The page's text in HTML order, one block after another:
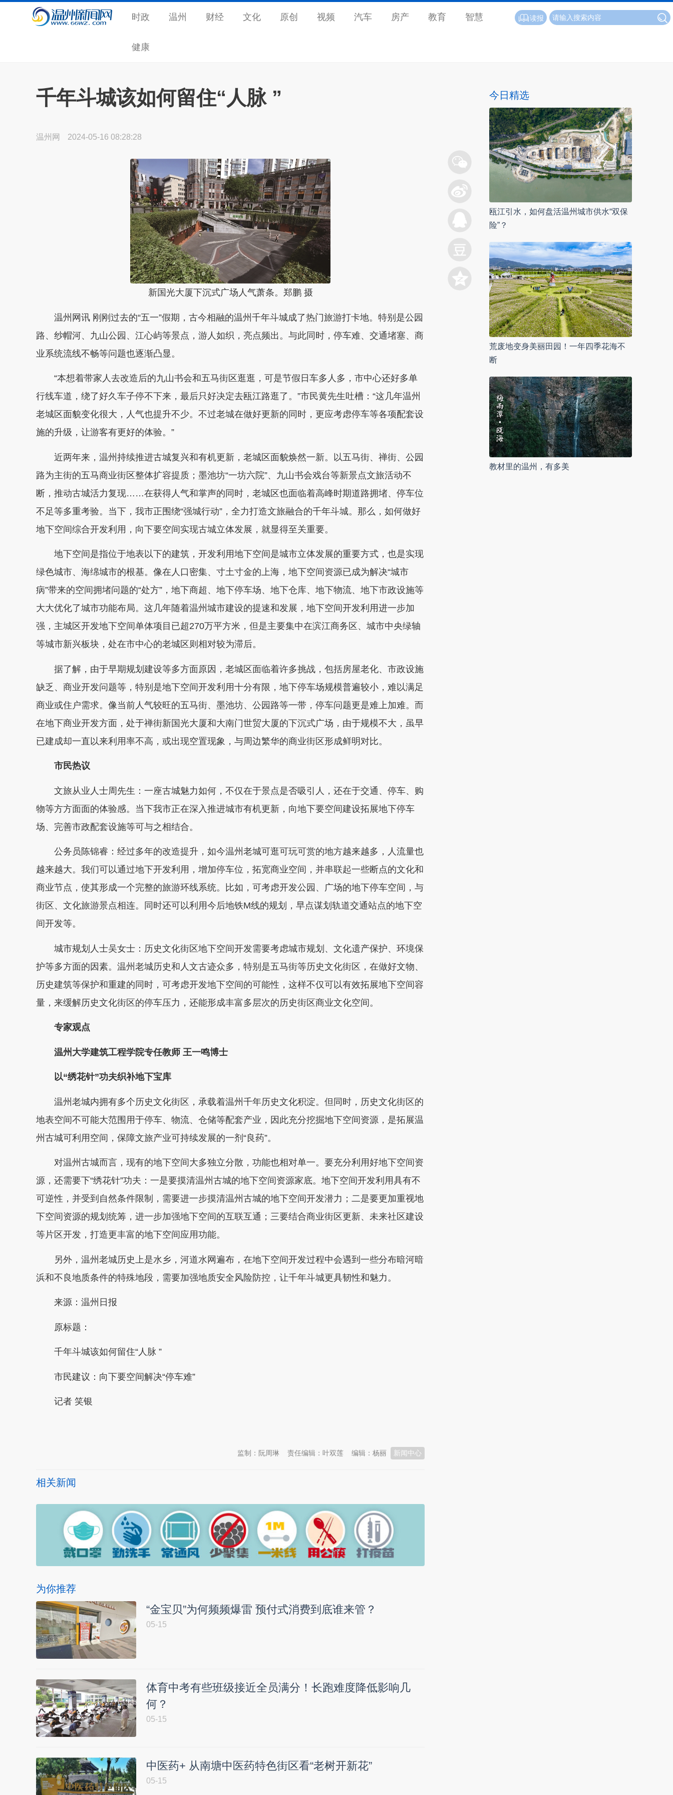
时政 温州 财经 文化 原创 视频 汽车 房产 教育 智慧
健康
读报
千年斗城该如何留住“人脉 ”
温州网 2024-05-16 08:28:28
新国光大厦下沉式广场人气萧条。郑鹏 摄
温州网讯 刚刚过去的“五一”假期，古今相融的温州千年斗城成了热门旅游打卡地。特别是公园
路、纱帽河、九山公园、江心屿等景点，游人如织，亮点频出。与此同时，停车难、交通堵塞、商
业系统流线不畅等问题也逐渐凸显。
“本想着带家人去改造后的九山书会和五马街区逛逛，可是节假日车多人多，市中心还好多单
行线车道，绕了好久车子停不下来，最后只好决定去瓯江路逛了。”市民黄先生吐槽：“这几年温州
老城区面貌变化很大，人气也提升不少。不过老城在做好更新的同时，更应考虑停车等各项配套设
施的升级，让游客有更好的体验。”
近两年来，温州持续推进古城复兴和有机更新，老城区面貌焕然一新。以五马街、禅街、公园
路为主街的五马商业街区整体扩容提质；墨池坊“一坊六院”、九山书会戏台等新景点文旅活动不
断，推动古城活力复现……在获得人气和掌声的同时，老城区也面临着高峰时期道路拥堵、停车位
不足等多重考验。当下，我市正围绕“强城行动”，全力打造文旅融合的千年斗城。那么，如何做好
地下空间综合开发利用，向下要空间实现古城立体发展，就显得至关重要。
地下空间是指位于地表以下的建筑，开发利用地下空间是城市立体发展的重要方式，也是实现
绿色城市、海绵城市的根基。像在人口密集、寸土寸金的上海，地下空间资源已成为解决“城市
病”带来的空间拥堵问题的“处方”，地下商超、地下停车场、地下仓库、地下物流、地下市政设施等
大大优化了城市功能布局。这几年随着温州城市建设的提速和发展，地下空间开发利用进一步加
强，主城区开发地下空间单体项目已超270万平方米，但是主要集中在滨江商务区、城市中央绿轴
等城市新兴板块，处在市中心的老城区则相对较为滞后。
据了解，由于早期规划建设等多方面原因，老城区面临着许多挑战，包括房屋老化、市政设施
缺乏、商业开发问题等，特别是地下空间开发利用十分有限，地下停车场规模普遍较小，难以满足
商业或住户需求。像当前人气较旺的五马街、墨池坊、公园路等一带，停车问题更是难上加难。而
在地下商业开发方面，处于禅街新国光大厦和大南门世贸大厦的下沉式广场，由于规模不大，虽早
已建成却一直以来利用率不高，或出现空置现象，与周边繁华的商业街区形成鲜明对比。
市民热议
文旅从业人士周先生：一座古城魅力如何，不仅在于景点是否吸引人，还在于交通、停车、购
物等方方面面的体验感。当下我市正在深入推进城市有机更新，向地下要空间建设拓展地下停车
场、完善市政配套设施等可与之相结合。
公务员陈锦睿：经过多年的改造提升，如今温州老城可逛可玩可赏的地方越来越多，人流量也
越来越大。我们可以通过地下开发利用，增加停车位，拓宽商业空间，并串联起一些断点的文化和
商业节点，使其形成一个完整的旅游环线系统。比如，可考虑开发公园、广场的地下停车空间，与
街区、文化旅游景点相连。同时还可以利用今后地铁M线的规划，早点谋划轨道交通站点的地下空
间开发等。
城市规划人士吴女士：历史文化街区地下空间开发需要考虑城市规划、文化遗产保护、环境保
护等多方面的因素。温州老城历史和人文古迹众多，特别是五马街等历史文化街区，在做好文物、
历史建筑等保护和重建的同时，可考虑开发地下空间的可能性，这样不仅可以有效拓展地下空间容
量，来缓解历史文化街区的停车压力，还能形成丰富多层次的历史街区商业文化空间。
专家观点
温州大学建筑工程学院专任教师 王一鸣博士
以“绣花针”功夫织补地下宝库
温州老城内拥有多个历史文化街区，承载着温州千年历史文化积淀。但同时，历史文化街区的
地表空间不可能大范围用于停车、物流、仓储等配套产业，因此充分挖掘地下空间资源，是拓展温
州古城可利用空间，保障文旅产业可持续发展的一剂“良药”。
对温州古城而言，现有的地下空间大多独立分散，功能也相对单一。要充分利用好地下空间资
源，还需要下“绣花针”功夫：一是要摸清温州古城的地下空间资源家底。地下空间开发利用具有不
可逆性，并受到自然条件限制，需要进一步摸清温州古城的地下空间开发潜力；二是要更加重视地
下空间资源的规划统筹，进一步加强地下空间的互联互通；三要结合商业街区更新、未来社区建设
等片区开发，打造更丰富的地下空间应用功能。
另外，温州老城历史上是水乡，河道水网遍布，在地下空间开发过程中会遇到一些分布暗河暗
浜和不良地质条件的特殊地段，需要加强地质安全风险防控，让千年斗城更具韧性和魅力。
来源：温州日报
原标题：
千年斗城该如何留住“人脉 ”
市民建议：向下要空间解决“停车难”
记者 笑银
新闻中心
编辑：杨丽
责任编辑：叶双莲
监制：阮周琳
相关新闻
为你推荐
“金宝贝”为何频频爆雷 预付式消费到底谁来管？
05-15
体育中考有些班级接近全员满分！长跑难度降低影响几
何？
05-15
中医药+ 从南塘中医药特色街区看“老树开新花”
05-15
今日精选
瓯江引水，如何盘活温州城市供水“双保
险”？
荒废地变身美丽田园！一年四季花海不
断
教材里的温州，有多美